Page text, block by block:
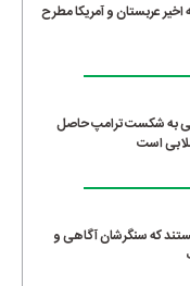
اخیر عربستان و آمریکا مطرح
به شکست ترامپ حاصل
است
که سنگرشان آگاهی و